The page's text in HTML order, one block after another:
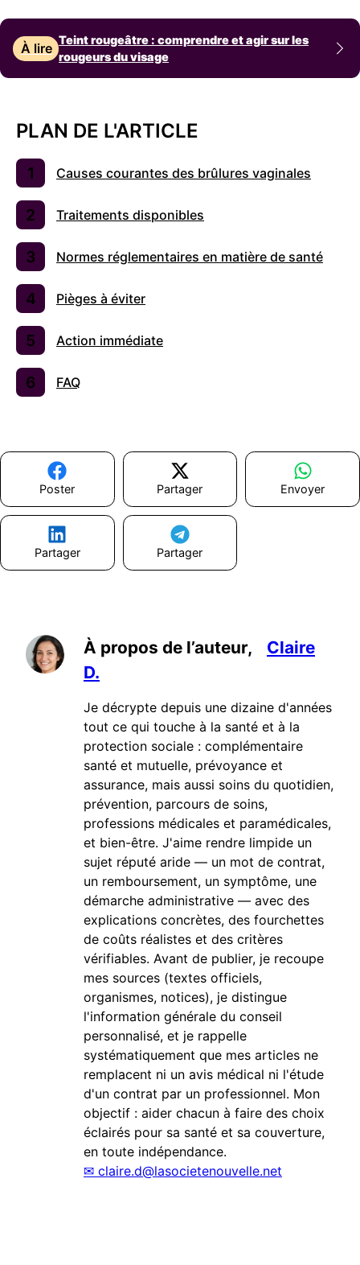
À lire
Teint rougeâtre : comprendre et agir sur les
rougeurs du visage
PLAN DE L'ARTICLE
Causes courantes des brûlures vaginales
Traitements disponibles
Normes réglementaires en matière de santé
Pièges à éviter
Action immédiate
FAQ
Poster Partager Envoyer
Partager Partager
À propos de l’auteur,
Claire
D.
Je décrypte depuis une dizaine d'années
tout ce qui touche à la santé et à la
protection sociale : complémentaire
santé et mutuelle, prévoyance et
assurance, mais aussi soins du quotidien,
prévention, parcours de soins,
professions médicales et paramédicales,
et bien-être. J'aime rendre limpide un
sujet réputé aride — un mot de contrat,
un remboursement, un symptôme, une
démarche administrative — avec des
explications concrètes, des fourchettes
de coûts réalistes et des critères
vérifiables. Avant de publier, je recoupe
mes sources (textes officiels,
organismes, notices), je distingue
l'information générale du conseil
personnalisé, et je rappelle
systématiquement que mes articles ne
remplacent ni un avis médical ni l'étude
d'un contrat par un professionnel. Mon
objectif : aider chacun à faire des choix
éclairés pour sa santé et sa couverture,
en toute indépendance.
✉ claire.d@lasocietenouvelle.net